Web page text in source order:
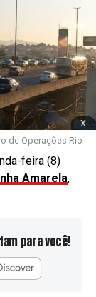
x
de Operações Rio
feira (8)
Amarela,
para você!